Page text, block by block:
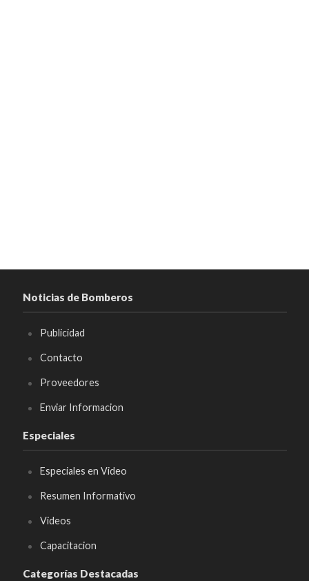
Noticias de Bomberos
Publicidad
Contacto
Proveedores
Enviar Informacion
Especiales
Especiales en Video
Resumen Informativo
Videos
Capacitacion
Categorías Destacadas